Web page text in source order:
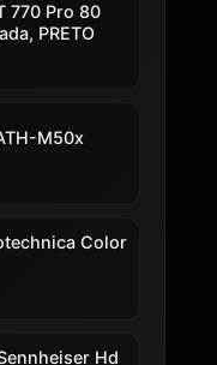
770 Pro 80
PRETO
M50x
Color
Hd